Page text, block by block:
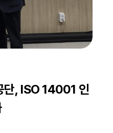
, ISO 14001 인